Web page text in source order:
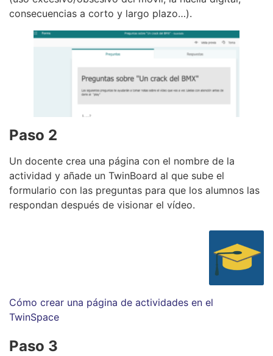
consecuencias a corto y largo plazo…).
Paso 2
Un docente crea una página con el nombre de la
actividad y añade un TwinBoard al que sube el
formulario con las preguntas para que los alumnos las
respondan después de visionar el vídeo.
Cómo crear una página de actividades en el
TwinSpace
Paso 3